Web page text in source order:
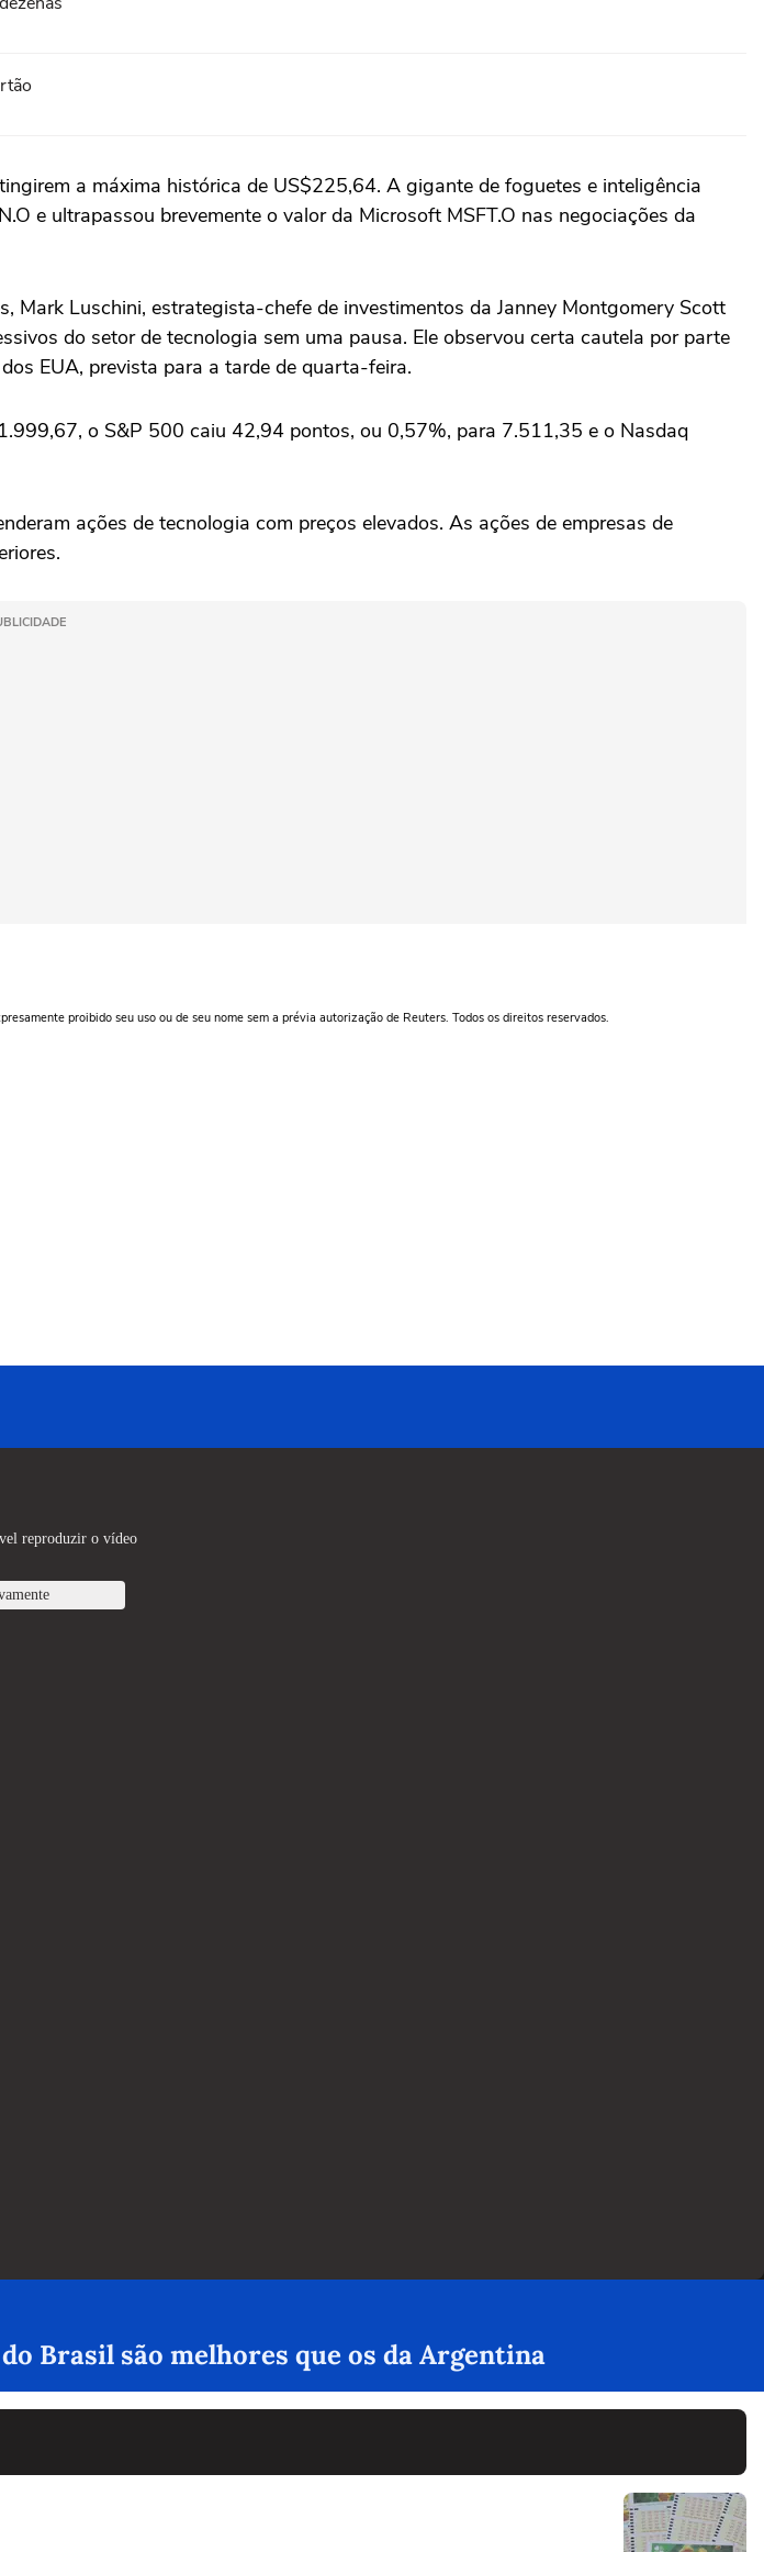
a máxima histórica de US$225,64. A gigante ‌de foguetes e ⁠inteligência
e ‌ultrapassou brevemente o valor ‌da Microsoft MSFT.O nas negociações da
Mark Luschini, estrategista-chefe de investimentos ⁠da Janney Montgomery Scott
do setor de tecnologia sem uma pausa. Ele observou certa cautela por ‌parte
EUA, prevista para a ⁠tarde de quarta-feira.
o S&P 500 caiu 42,94 pontos, ou 0,57%, para 7.511,35 e o Nasdaq
ações de tecnologia com preços elevados. As ações de empresas de
proibido seu uso ou de seu nome sem a prévia autorização de Reuters. Todos os direitos reservados.
Brasil são melhores que os da Argentina